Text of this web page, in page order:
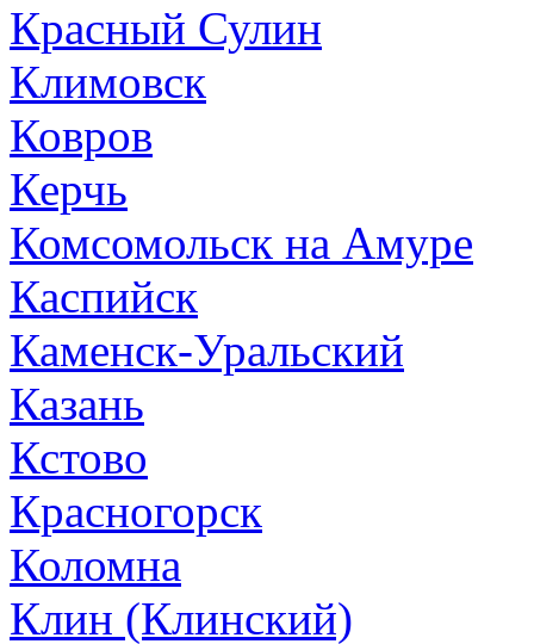
Красный Сулин
Климовск
Ковров
Керчь
Комсомольск на Амуре
Каспийск
Каменск-Уральский
Казань
Кстово
Красногорск
Коломна
Клин (Клинский)